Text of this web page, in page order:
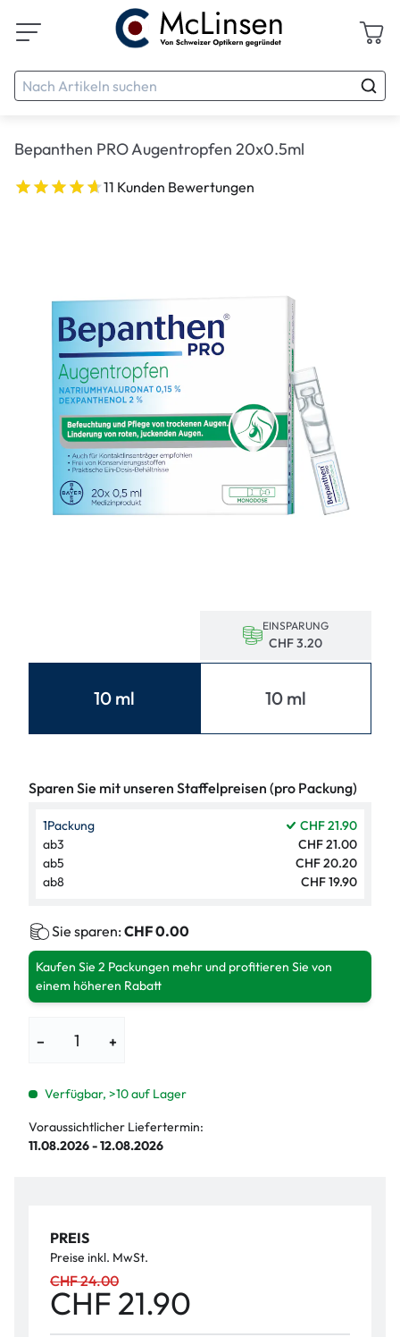
Bepanthen PRO Augentropfen 20x0.5ml
11 Kunden Bewertungen
10 ml
EINSPARUNG
CHF 3.20
10 ml
Sparen Sie mit unseren Staffelpreisen (pro Packung)
1Packung
CHF 21.90
ab3
CHF 21.00
ab5
CHF 20.20
ab8 CHF 19.90
Sie sparen: CHF 0.00
Kaufen Sie 2 Packungen mehr und profitieren Sie von
einem höheren Rabatt
− +
Verfügbar, >10 auf Lager
Voraussichtlicher Liefertermin:
11.08.2026 - 12.08.2026
PREIS
Preise inkl. MwSt.
CHF 24.00
CHF 21.90